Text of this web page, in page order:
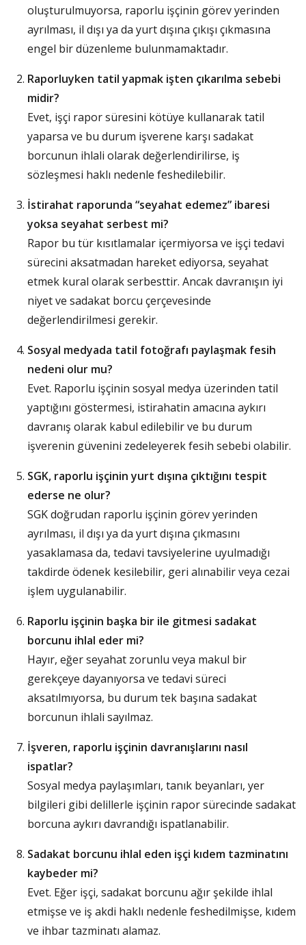
oluşturulmuyorsa, raporlu işçinin görev yerinden
ayrılması, il dışı ya da yurt dışına çıkışı çıkmasına
engel bir düzenleme bulunmamaktadır.
Raporluyken tatil yapmak işten çıkarılma sebebi
midir?
Evet, işçi rapor süresini kötüye kullanarak tatil
yaparsa ve bu durum işverene karşı sadakat
borcunun ihlali olarak değerlendirilirse, iş
sözleşmesi haklı nedenle feshedilebilir.
İstirahat raporunda “seyahat edemez” ibaresi
yoksa seyahat serbest mi?
Rapor bu tür kısıtlamalar içermiyorsa ve işçi tedavi
sürecini aksatmadan hareket ediyorsa, seyahat
etmek kural olarak serbesttir. Ancak davranışın iyi
niyet ve sadakat borcu çerçevesinde
değerlendirilmesi gerekir.
Sosyal medyada tatil fotoğrafı paylaşmak fesih
nedeni olur mu?
Evet. Raporlu işçinin sosyal medya üzerinden tatil
yaptığını göstermesi, istirahatin amacına aykırı
davranış olarak kabul edilebilir ve bu durum
işverenin güvenini zedeleyerek fesih sebebi olabilir.
SGK, raporlu işçinin yurt dışına çıktığını tespit
ederse ne olur?
SGK doğrudan raporlu işçinin görev yerinden
ayrılması, il dışı ya da yurt dışına çıkmasını
yasaklamasa da, tedavi tavsiyelerine uyulmadığı
takdirde ödenek kesilebilir, geri alınabilir veya cezai
işlem uygulanabilir.
Raporlu işçinin başka bir ile gitmesi sadakat
borcunu ihlal eder mi?
Hayır, eğer seyahat zorunlu veya makul bir
gerekçeye dayanıyorsa ve tedavi süreci
aksatılmıyorsa, bu durum tek başına sadakat
borcunun ihlali sayılmaz.
İşveren, raporlu işçinin davranışlarını nasıl
ispatlar?
Sosyal medya paylaşımları, tanık beyanları, yer
bilgileri gibi delillerle işçinin rapor sürecinde sadakat
borcuna aykırı davrandığı ispatlanabilir.
Sadakat borcunu ihlal eden işçi kıdem tazminatını
kaybeder mi?
Evet. Eğer işçi, sadakat borcunu ağır şekilde ihlal
etmişse ve iş akdi haklı nedenle feshedilmişse, kıdem
ve ihbar tazminatı alamaz.